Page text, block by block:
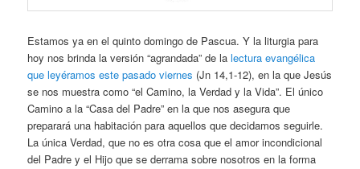
Estamos ya en el quinto domingo de Pascua. Y la liturgia para
hoy nos brinda la versión “agrandada” de lalectura evangélica
que leyéramos este pasado viernes (Jn 14,1-12), en la que Jesús
se nos muestra como “el Camino, la Verdad y la Vida”. El único
Camino a la “Casa del Padre” en la que nos asegura que
preparará una habitación para aquellos que decidamos seguirle.
La única Verdad, que no es otra cosa que el amor incondicional
del Padre y el Hijo que se derrama sobre nosotros en la forma